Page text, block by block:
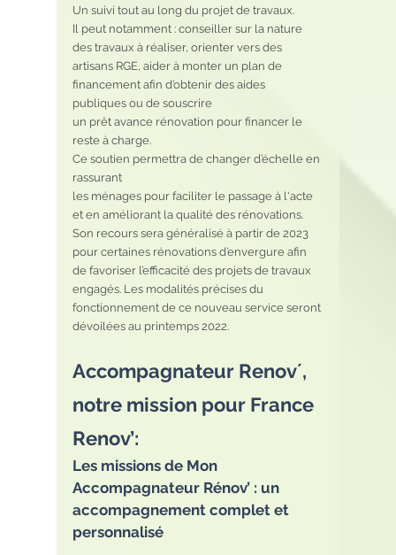
Un suivi tout au long du projet de travaux.
Il peut notamment : conseiller sur la nature
des travaux à réaliser, orienter vers des
artisans RGE, aider à monter un plan de
financement afin d’obtenir des aides
publiques ou de souscrire
un prêt avance rénovation pour financer le
reste à charge.
Ce soutien permettra de changer d’échelle en
rassurant
les ménages pour faciliter le passage à l'acte
et en améliorant la qualité des rénovations.
Son recours sera généralisé à partir de 2023
pour certaines rénovations d’envergure afin
de favoriser l’efficacité des projets de travaux
engagés. Les modalités précises du
fonctionnement de ce nouveau service seront
dévoilées au printemps 2022.
Accompagnateur Renov´,
notre mission pour France
Renov’:
Les missions de Mon
Accompagnateur Rénov’ : un
accompagnement complet et
personnalisé